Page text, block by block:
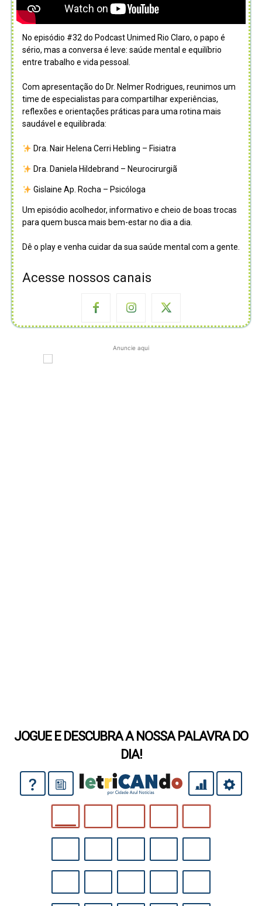
No episódio #32 do Podcast Unimed Rio Claro, o papo é
sério, mas a conversa é leve: saúde mental e equilíbrio
entre trabalho e vida pessoal.
Com apresentação do Dr. Nelmer Rodrigues, reunimos um
time de especialistas para compartilhar experiências,
reflexões e orientações práticas para uma rotina mais
saudável e equilibrada:
Dra. Nair Helena Cerri Hebling – Fisiatra
Dra. Daniela Hildebrand – Neurocirurgiã
Gislaine Ap. Rocha – Psicóloga
Um episódio acolhedor, informativo e cheio de boas trocas
para quem busca mais bem-estar no dia a dia.
Dê o play e venha cuidar da sua saúde mental com a gente.
Acesse nossos canais
Anuncie aqui
JOGUE E DESCUBRA A NOSSA PALAVRA DO
DIA!